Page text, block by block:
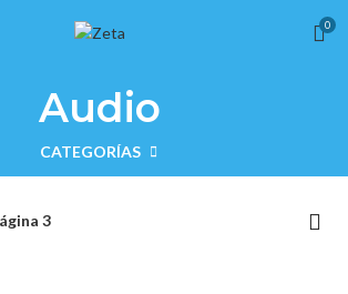
0
Audio
CATEGORÍAS
3
pedidos mayores a $499 en todo el país